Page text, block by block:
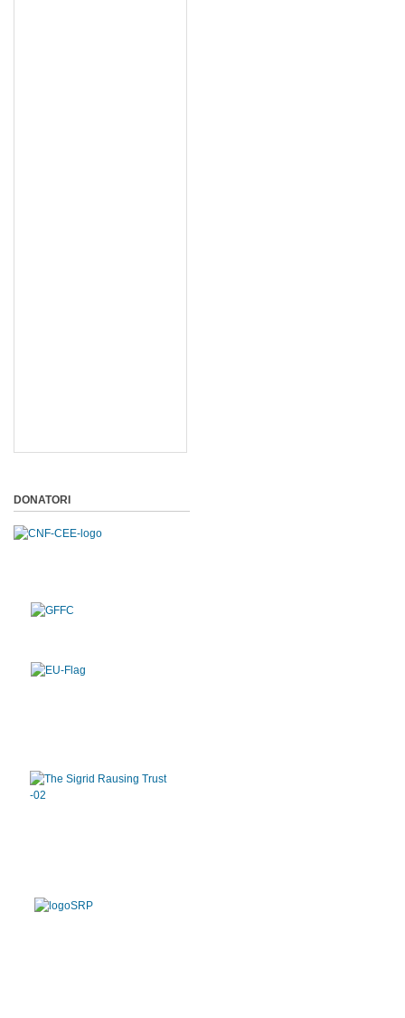
DONATORI